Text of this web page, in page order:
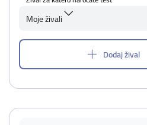
Moje živali
Dodaj žival